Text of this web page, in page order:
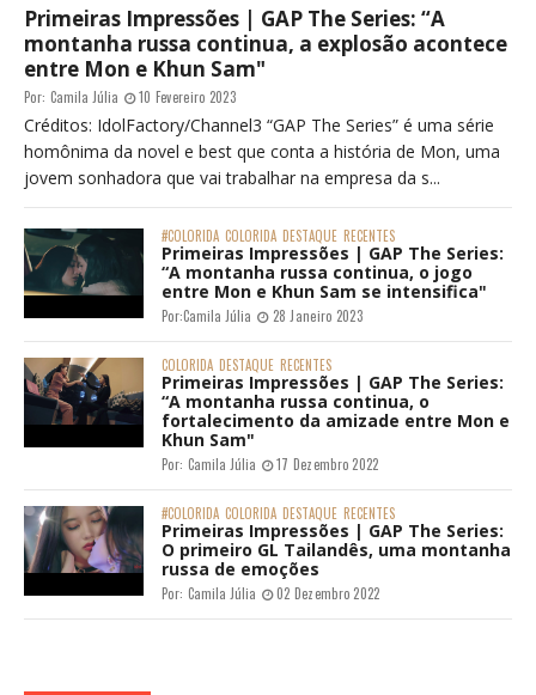
Primeiras Impressões | GAP The Series: “A
montanha russa continua, a explosão acontece
entre Mon e Khun Sam"
Por: Camila Júlia 10 Fevereiro 2023
Créditos: IdolFactory/Channel3 “GAP The Series” é uma série
homônima da novel e best que conta a história de Mon, uma
jovem sonhadora que vai trabalhar na empresa da s...
#COLORIDA COLORIDA DESTAQUE RECENTES
Primeiras Impressões | GAP The Series:
“A montanha russa continua, o jogo
entre Mon e Khun Sam se intensifica"
Por:Camila Júlia 28 Janeiro 2023
COLORIDA DESTAQUE RECENTES
Primeiras Impressões | GAP The Series:
“A montanha russa continua, o
fortalecimento da amizade entre Mon e
Khun Sam"
Por: Camila Júlia 17 Dezembro 2022
#COLORIDA COLORIDA DESTAQUE RECENTES
Primeiras Impressões | GAP The Series:
O primeiro GL Tailandês, uma montanha
russa de emoções
Por: Camila Júlia 02 Dezembro 2022